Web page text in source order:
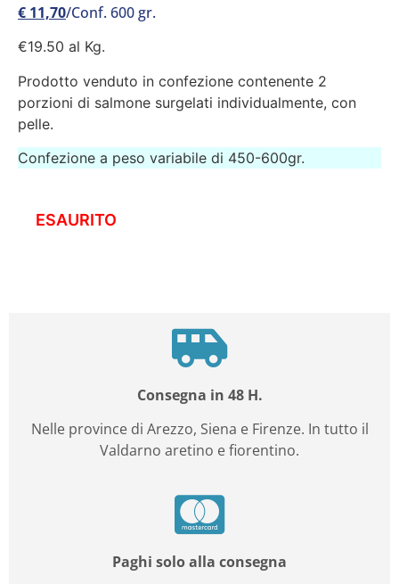
€ 11,70/Conf. 600 gr.
€19.50 al Kg.
Prodotto venduto in confezione contenente 2
porzioni di salmone surgelati individualmente, con
pelle.
Confezione a peso variabile di 450-600gr.
ESAURITO
Consegna in 48 H.
Nelle province di Arezzo, Siena e Firenze. In tutto il
Valdarno aretino e fiorentino.
Paghi solo alla consegna